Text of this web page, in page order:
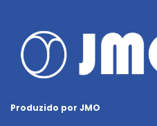
Produzido por JMO